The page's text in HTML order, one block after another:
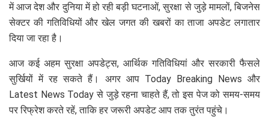
में आज देश और दुनिया में हो रही बड़ी घटनाओं, सुरक्षा से जुड़े मामलों, बिजनेस
सेक्टर की गतिविधियों और खेल जगत की खबरों का ताजा अपडेट लगातार
दिया जा रहा है।
आज कई अहम सुरक्षा अपडेट्स, आर्थिक गतिविधियां और सरकारी फैसले
सुर्खियों में रह सकते हैं। अगर आप Today Breaking News और
Latest News Today से जुड़े रहना चाहते हैं, तो इस पेज को समय-समय
पर रिफ्रेश करते रहें, ताकि हर जरूरी अपडेट आप तक तुरंत पहुंचे।